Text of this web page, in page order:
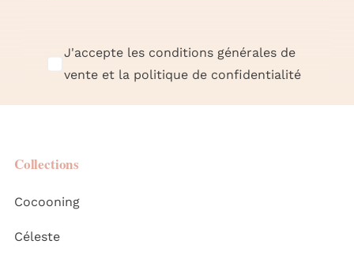
J'accepte les conditions générales de
vente et la politique de confidentialité
Collections
Cocooning
Céleste